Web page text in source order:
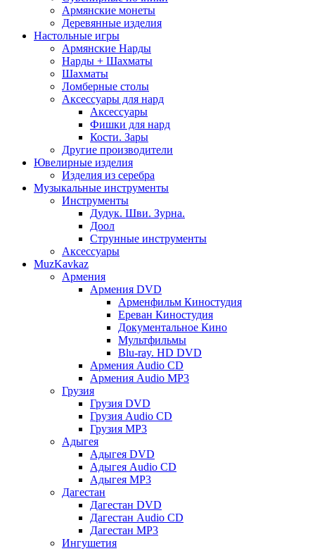
Армянские монеты
Деревянные изделия
Настольные игры
Армянские Нарды
Нарды + Шахматы
Шахматы
Ломберные столы
Аксессуары для нард
Аксессуары
Фишки для нард
Кости. Зары
Другие производители
Ювелирные изделия
Изделия из серебра
Музыкальные инструменты
Инструменты
Дудук. Шви. Зурна.
Доол
Струнные инструменты
Аксессуары
MuzKavkaz
Армения
Армения DVD
Арменфильм Киностудия
Ереван Киностудия
Документальное Кино
Мультфильмы
Blu-ray. HD DVD
Армения Audio CD
Армения Audio MP3
Грузия
Грузия DVD
Грузия Audio CD
Грузия MP3
Адыгея
Адыгея DVD
Адыгея Audio CD
Адыгея MP3
Дагестан
Дагестан DVD
Дагестан Audio CD
Дагестан MP3
Ингушетия